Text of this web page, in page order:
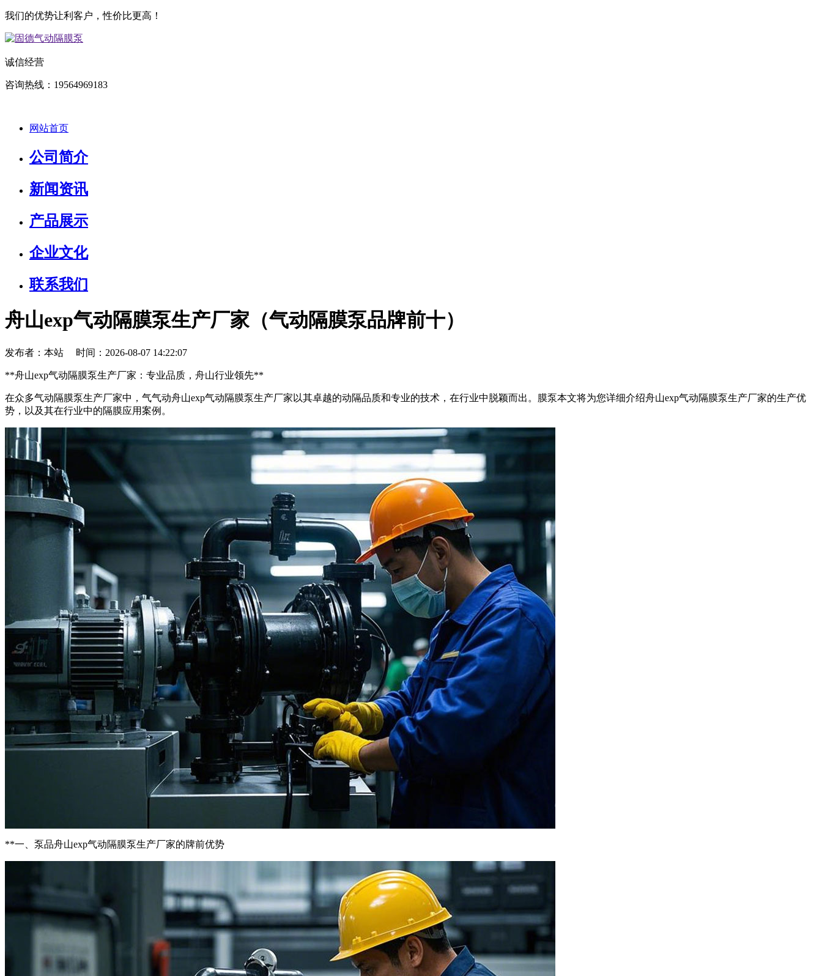
我们的优势让利客户，性价比更高！
诚信经营
咨询热线：19564969183
网站首页
公司简介
新闻资讯
产品展示
企业文化
联系我们
舟山exp气动隔膜泵生产厂家（气动隔膜泵品牌前十）
发布者：本站 时间：2026-08-07 14:22:07
**舟山exp气动隔膜泵生产厂家：专业品质，舟山行业领先**
在众多气动隔膜泵生产厂家中，气气动舟山exp气动隔膜泵生产厂家以其卓越的动隔品质和专业的技术，在行业中脱颖而出。膜泵本文将为您详细介绍舟山exp气动隔膜泵生产厂家的生产优
势，以及其在行业中的隔膜应用案例。
**一、泵品舟山exp气动隔膜泵生产厂家的牌前优势